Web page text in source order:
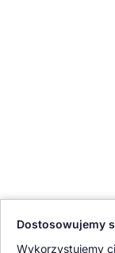
Dostosowujemy
Wykorzystujemy